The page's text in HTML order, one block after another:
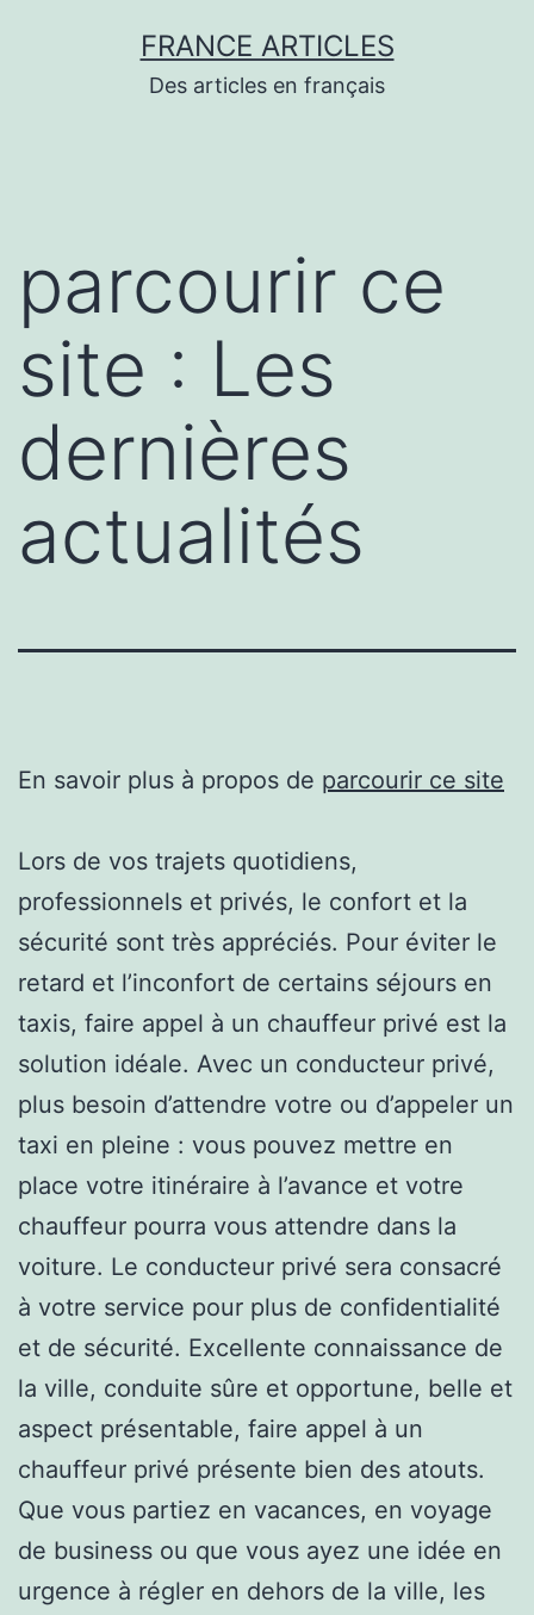
FRANCE ARTICLES
Des articles en français
parcourir ce
site : Les
dernières
actualités
En savoir plus à propos de parcourir ce site
Lors de vos trajets quotidiens,
professionnels et privés, le confort et la
sécurité sont très appréciés. Pour éviter le
retard et l’inconfort de certains séjours en
taxis, faire appel à un chauffeur privé est la
solution idéale. Avec un conducteur privé,
plus besoin d’attendre votre ou d’appeler un
taxi en pleine : vous pouvez mettre en
place votre itinéraire à l’avance et votre
chauffeur pourra vous attendre dans la
voiture. Le conducteur privé sera consacré
à votre service pour plus de confidentialité
et de sécurité. Excellente connaissance de
la ville, conduite sûre et opportune, belle et
aspect présentable, faire appel à un
chauffeur privé présente bien des atouts.
Que vous partiez en vacances, en voyage
de business ou que vous ayez une idée en
urgence à régler en dehors de la ville, les